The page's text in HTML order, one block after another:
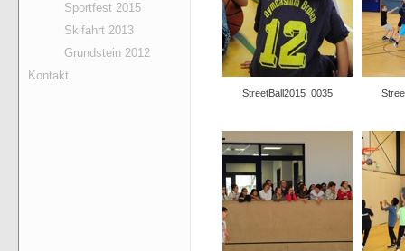
Sportfest 2015
Skifahrt 2013
Grundstein 2012
Kontakt
StreetBall2015_0035